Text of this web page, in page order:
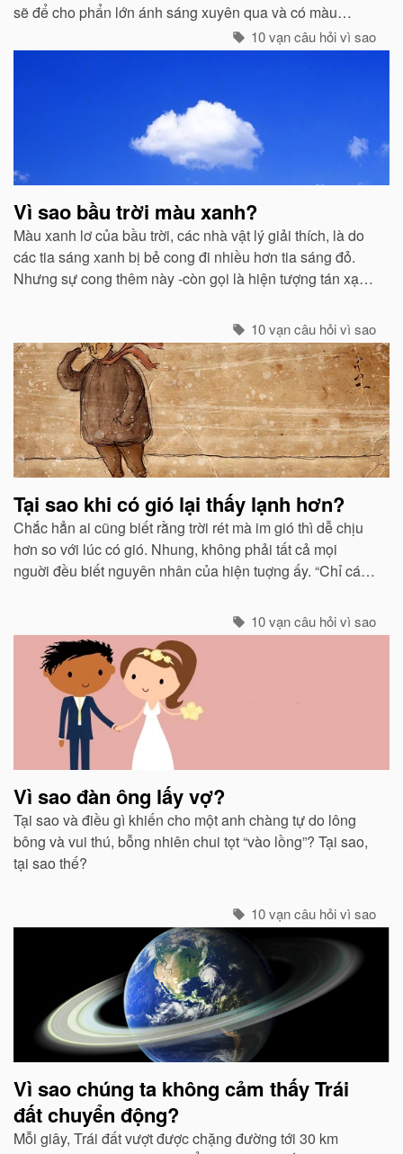
sẽ để cho phẩn lớn ánh sáng xuyên qua và có màu
10 vạn câu hỏi vì sao
Vì sao bầu trời màu xanh?
Màu xanh lơ của bầu trời, các nhà vật lý giải thích, là do
các tia sáng xanh bị bẻ cong đi nhiều hơn tia sáng đỏ.
Nhưng sự cong thêm này -còn gọi là hiện tượng tán xạ -
10 vạn câu hỏi vì sao
Tại sao khi có gió lại thấy lạnh hơn?
Chắc hẳn ai cũng biết rằng trời rét mà im gió thì dễ chịu
hơn so với lúc có gió. Nhung, không phải tất cả mọi
nguời đều biết nguyên nhân của hiện tuợng ấy. “Chỉ các
10 vạn câu hỏi vì sao
Vì sao đàn ông lấy vợ?
Tại sao và điều gì khiến cho một anh chàng tự do lông
bông và vui thú, bỗng nhiên chui tọt “vào lồng”? Tại sao,
tại sao thế?
10 vạn câu hỏi vì sao
Vì sao chúng ta không cảm thấy Trái
đất chuyển động?
Mỗi giây, Trái đất vượt được chặng đường tới 30 km